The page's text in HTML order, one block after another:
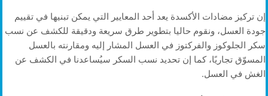
إن تركيز مضادات الأكسدة يعد أحد المعايير التي يمكن تبنيها في تقييم
جودة العسل، ونقوم حاليا بتطوير طرق سريعة ودقيقة للكشف عن نسب
سكر الجلوكوز والفركتوز في العسل المشار إليه ومقارنته بالعسل
المسوّق تجاريًا، كما إن تحديد نسب السكر سيُساعدنا في الكشف عن
الغش في العسل.